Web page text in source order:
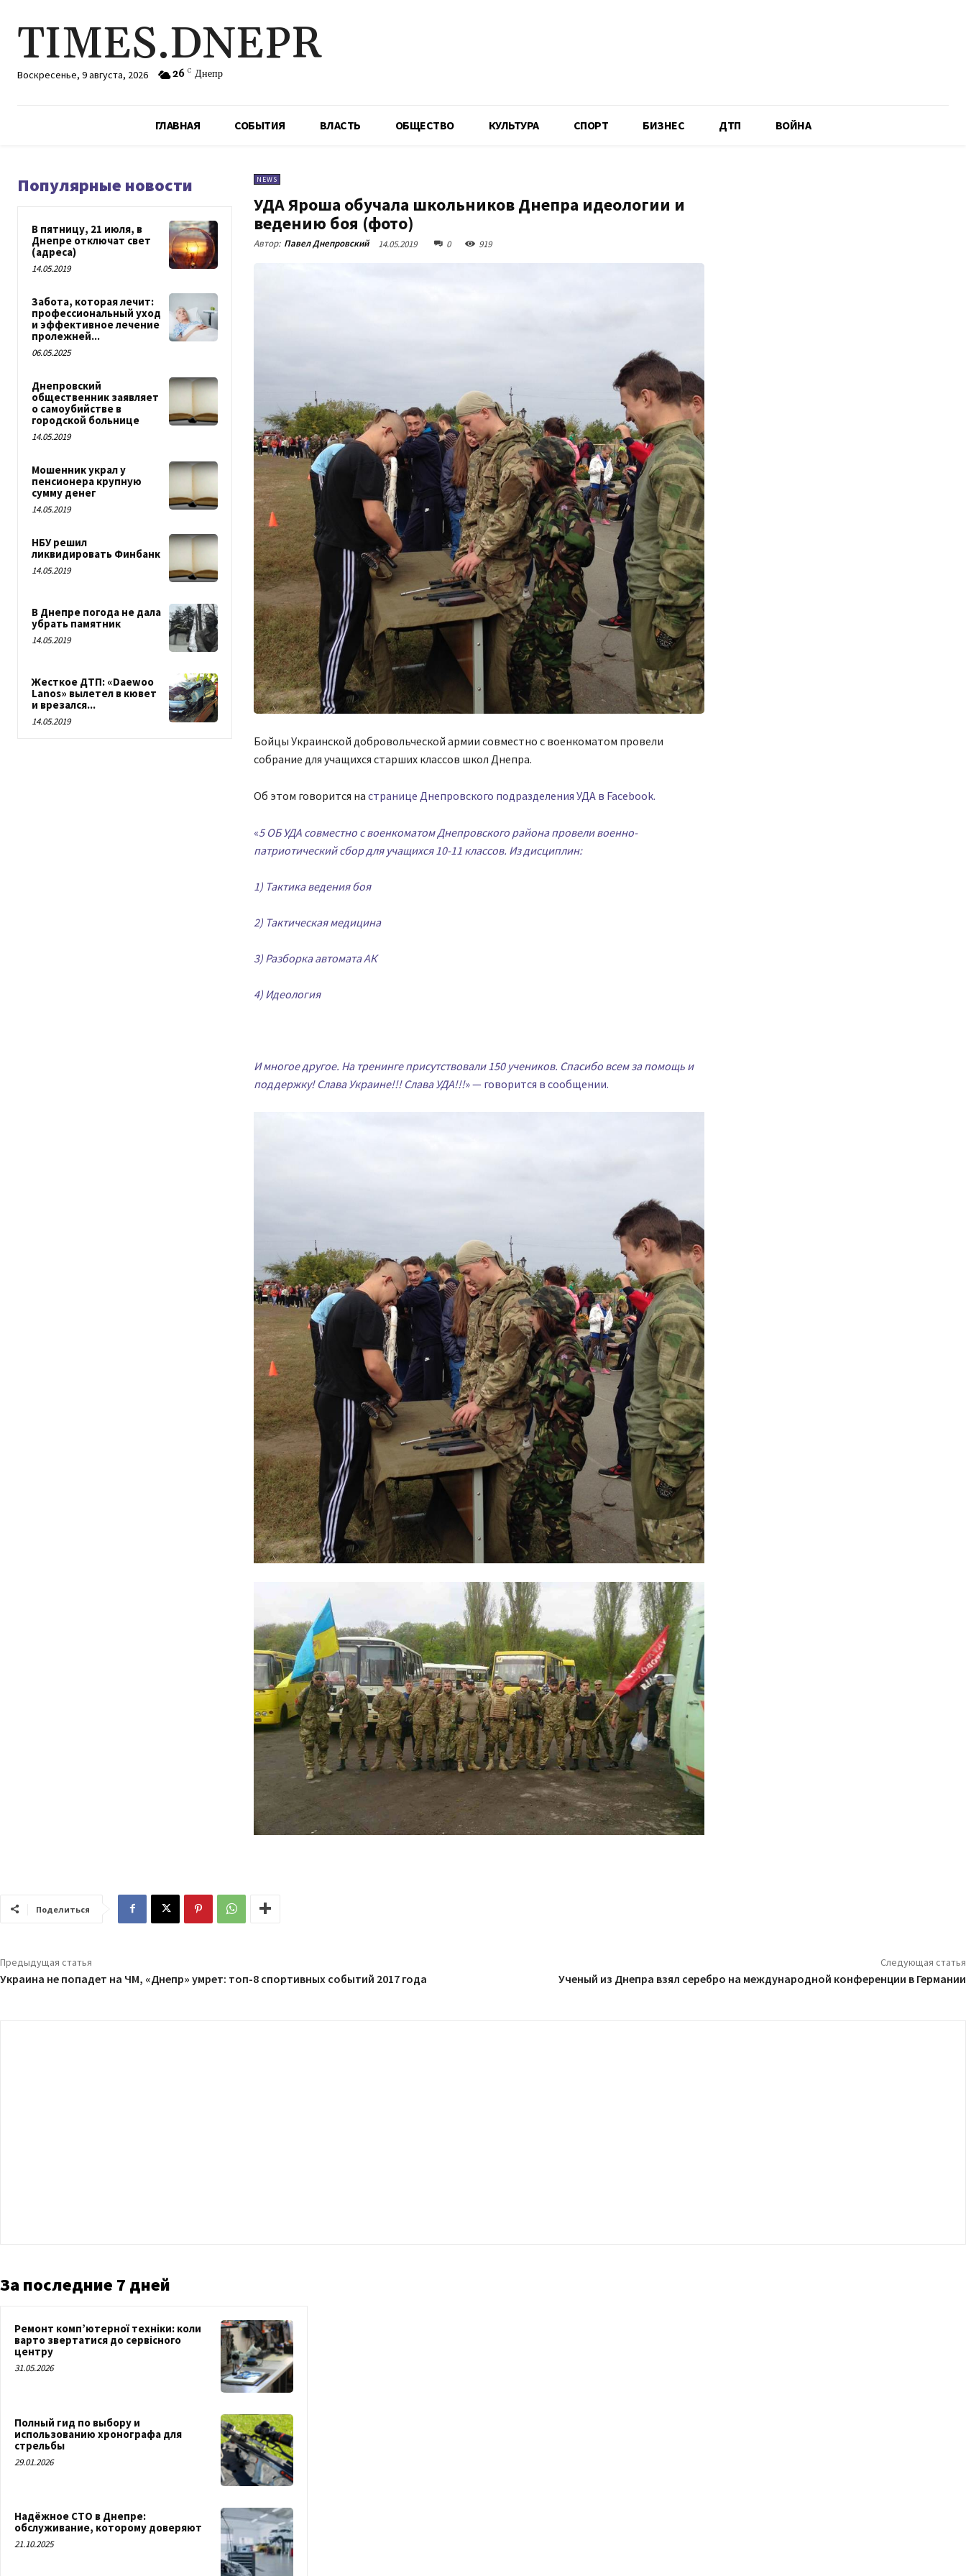
TIMES.DNEPR
Воскресенье, 9 августа, 2026 26 C Днепр
ГЛАВНАЯ СОБЫТИЯ ВЛАСТЬ ОБЩЕСТВО КУЛЬТУРА СПОРТ БИЗНЕС ДТП ВОЙНА
Популярные новости
В пятницу, 21 июля, в
Днепре отключат свет
(адреса)
14.05.2019
Забота, которая лечит:
профессиональный уход
и эффективное лечение
пролежней...
06.05.2025
Днепровский
общественник заявляет
о самоубийстве в
городской больнице
14.05.2019
Мошенник украл у
пенсионера крупную
сумму денег
14.05.2019
НБУ решил
ликвидировать Финбанк
14.05.2019
В Днепре погода не дала
убрать памятник
14.05.2019
Жесткое ДТП: «Daewoo
Lanos» вылетел в кювет
и врезался...
14.05.2019
NEWS
УДА Яроша обучала школьников Днепра идеологии и
ведению боя (фото)
Автор: Павел Днепровский 14.05.2019 0 919
Бойцы Украинской добровольческой армии совместно с военкоматом провели
собрание для учащихся старших классов школ Днепра.
Об этом говорится на странице Днепровского подразделения УДА в Facebook.
«5 ОБ УДА совместно с военкоматом Днепровского района провели военно-
патриотический сбор для учащихся 10-11 классов. Из дисциплин:
1) Тактика ведения боя
2) Тактическая медицина
3) Разборка автомата АК
4) Идеология
И многое другое. На тренинге присутствовали 150 учеников. Спасибо всем за помощь и
поддержку! Слава Украине!!! Слава УДА!!!» — говорится в сообщении.
Поделиться
Предыдущая статья
Украина не попадет на ЧМ, «Днепр» умрет: топ-8 спортивных событий 2017 года
Следующая статья
Ученый из Днепра взял серебро на международной конференции в Германии
За последние 7 дней
Ремонт комп’ютерної техніки: коли
варто звертатися до сервісного
центру
31.05.2026
Полный гид по выбору и
использованию хронографа для
стрельбы
29.01.2026
Надёжное СТО в Днепре:
обслуживание, которому доверяют
21.10.2025